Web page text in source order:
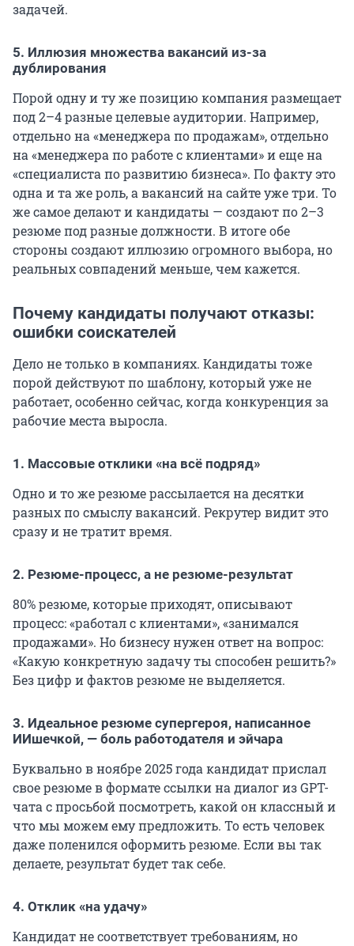
задачей.
5. Иллюзия множества вакансий из-за
дублирования
Порой одну и ту же позицию компания размещает
под 2–4 разные целевые аудитории. Например,
отдельно на «менеджера по продажам», отдельно
на «менеджера по работе с клиентами» и еще на
«специалиста по развитию бизнеса». По факту это
одна и та же роль, а вакансий на сайте уже три. То
же самое делают и кандидаты — создают по 2–3
резюме под разные должности. В итоге обе
стороны создают иллюзию огромного выбора, но
реальных совпадений меньше, чем кажется.
Почему кандидаты получают отказы:
ошибки соискателей
Дело не только в компаниях. Кандидаты тоже
порой действуют по шаблону, который уже не
работает, особенно сейчас, когда конкуренция за
рабочие места выросла.
1. Массовые отклики «на всё подряд»
Одно и то же резюме рассылается на десятки
разных по смыслу вакансий. Рекрутер видит это
сразу и не тратит время.
2. Резюме-процесс, а не резюме-результат
80% резюме, которые приходят, описывают
процесс: «работал с клиентами», «занимался
продажами». Но бизнесу нужен ответ на вопрос:
«Какую конкретную задачу ты способен решить?»
Без цифр и фактов резюме не выделяется.
3. Идеальное резюме супергероя, написанное
ИИшечкой, — боль работодателя и эйчара
Буквально в ноябре 2025 года кандидат прислал
свое резюме в формате ссылки на диалог из GPT-
чата с просьбой посмотреть, какой он классный и
что мы можем ему предложить. То есть человек
даже поленился оформить резюме. Если вы так
делаете, результат будет так себе.
4. Отклик «на удачу»
Кандидат не соответствует требованиям, но